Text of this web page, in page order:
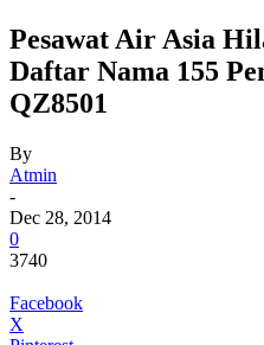
Pesawat Air Asia
Daftar Nama 155
QZ8501
By
Atmin
-
Dec 28, 2014
0
3740
Facebook
X